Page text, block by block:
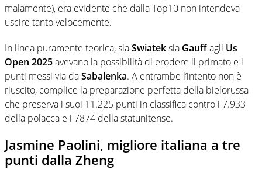
malamente), era evidente che dalla Top10 non intendeva
uscire tanto velocemente.
In linea puramente teorica, siaSwiateksia Gauffagli Us
Open 2025avevano la possibilità di erodere il primato e i
punti messi via daSabalenka. A entrambe l’intento non è
riuscito, complice la preparazione perfetta della bielorussa
che preserva i suoi 11.225 punti in classifica contro i 7.933
della polacca e i 7874 della statunitense.
Jasmine Paolini, migliore italiana a tre
punti dalla Zheng